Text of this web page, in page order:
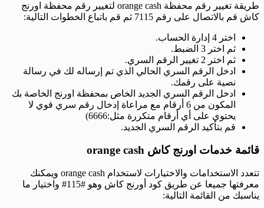
طريقة تغيير رقم محفظة orange cash لتغيير رقم محفظة اورنج
كاش قم بالاتصال على رقم 7115 ثم قم باتباع الخطوات التالية:
اختر 4 إدارة الحساب.
ثم اختر 3 الضبط.
ثم اختر 2 تغيير الرقم السري.
ادخل الرقم السري الحالي الذي تم إرساله لك في رسالة
نصية على رقمك.
ادخل الرقم السري الجديد الخاص بمحفظة اورنج الخاصة بك
المكون من 6 أرقام مع مراعاة إدخال رقم سري قوي لا
يحتوي على أي أرقام متكررة مثل:6666)
قم بتأكيد الرقم السري الجديد.
قائمة خدمات اورنج كاش orange cash
تتعدد الاستخدامات والاختيارات لاستخدام orange cash ويمكنك
معرفتها جميعا عن طريق كود أورنج كاش وهو #115# واختيار ما
يناسبك من القائمة التالية: